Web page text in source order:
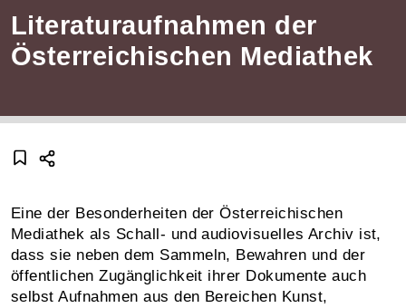
Startseite Onlineausstellungen Literatur Einführung
Literaturaufnahmen der
Österreichischen Mediathek
Eine der Besonderheiten der Österreichischen
Mediathek als Schall- und audiovisuelles Archiv ist,
dass sie neben dem Sammeln, Bewahren und der
öffentlichen Zugänglichkeit ihrer Dokumente auch
selbst Aufnahmen aus den Bereichen Kunst,